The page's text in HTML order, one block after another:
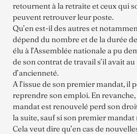
retournent à la retraite et ceux qui
peuvent retrouver leur poste.
Qu’en est-il des autres et
dépend du nombre et de la durée
élu à l’Assemblée nationale a pu
de son contrat de travail s’il avait
d’ancienneté.
A l’issue de son premier mandat, il
reprendre son emploi. En
mandat est renouvelé perd son
la suite, sauf si son premier mandat
Cela veut dire qu’en cas de